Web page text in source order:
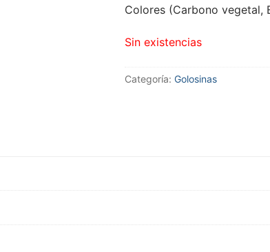
Colores (Carbono vegetal,
Sin existencias
Categoría: Golosinas